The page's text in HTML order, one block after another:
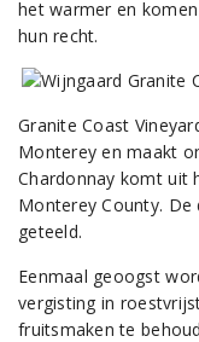
het warmer en
hun recht.
Granite Coast
Monterey en maakt
Chardonnay komt uit
Monterey County.
geteeld.
Eenmaal geoogst
vergisting in
fruitsmaken te